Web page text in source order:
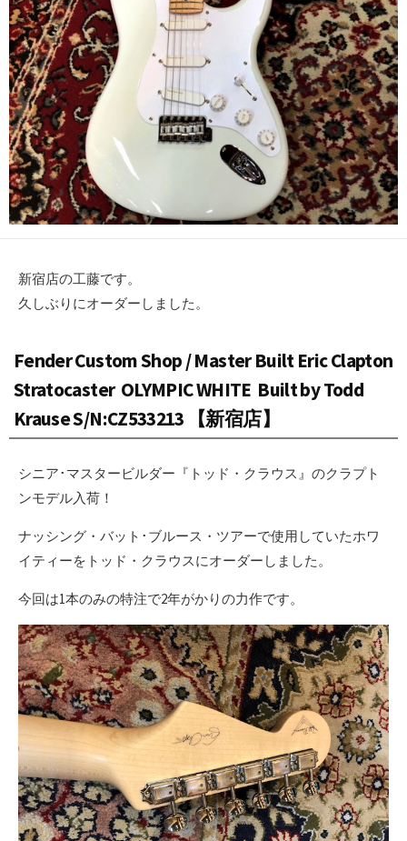
新宿店の工藤です。
久しぶりにオーダーしました。
Fender Custom Shop / Master Built Eric Clapton
Stratocaster OLYMPIC WHITE Built by Todd
Krause S/N:CZ533213 【新宿店】
シニア･マスタービルダー『トッド・クラウス』のクラプト
ンモデル入荷！
ナッシング・バット･ブルース・ツアーで使用していたホワ
イティーをトッド・クラウスにオーダーしました。
今回は1本のみの特注で2年がかりの力作です。